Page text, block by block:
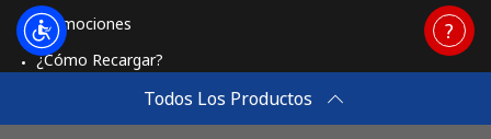
Todos Los Productos
Promociones
¿Cómo Recargar?